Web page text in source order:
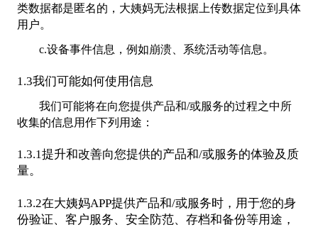
类数据都是匿名的，大姨妈无法根据上传数据定位到具体
用户。
c.设备事件信息，例如崩溃、系统活动等信息。
1.3我们可能如何使用信息
我们可能将在向您提供产品和/或服务的过程之中所
收集的信息用作下列用途：
1.3.1提升和改善向您提供的产品和/或服务的体验及质
量。
1.3.2在大姨妈APP提供产品和/或服务时，用于您的身
份验证、客户服务、安全防范、存档和备份等用途，